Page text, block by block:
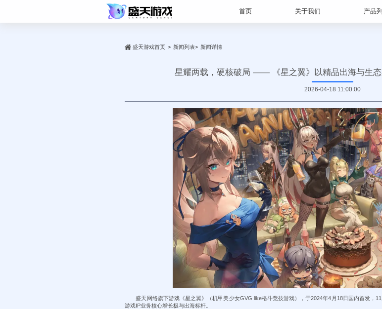
首页 关于我们 产品
盛天游戏首页 > 新闻列表> 新闻详情
星耀两载，硬核破局 —— 《星之翼》以精品出海与生
2026-04-18 11:00:00
盛天网络旗下游戏《星之翼》（机甲美少女GVG like格斗竞技游戏），于2024年4月18日国内首发，
游戏IP业务核心增长极与出海标杆。